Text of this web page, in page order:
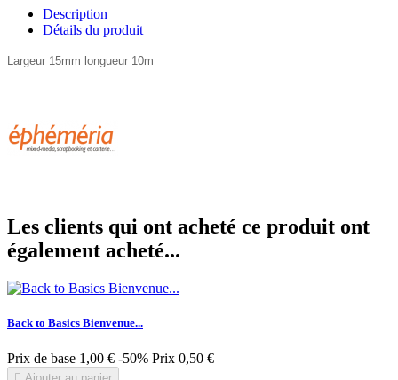
Description
Détails du produit
Largeur 15mm longueur 10m
Les clients qui ont acheté ce produit ont
également acheté...
Back to Basics Bienvenue...
Prix de base 1,00 € -50% Prix 0,50 €